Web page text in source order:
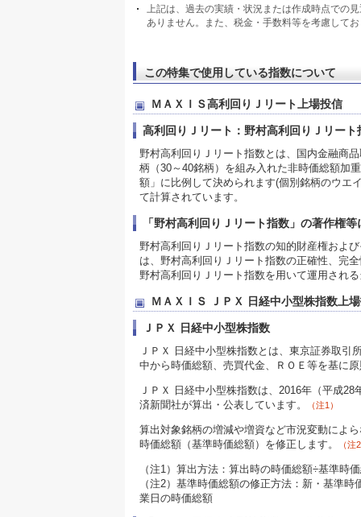
上記は、過去の実績・状況または作成時点での
ありません。また、税金・手数料等を考慮して
この特集で使用している指数について
ＭＡＸＩＳ高利回りＪリート上場投信
高利回りＪリート：野村高利回りＪリート
野村高利回りＪリート指数とは、国内金融商
柄（30～40銘柄）を組み入れた非時価総額加
額」に比例して決められます(個別銘柄のウエ
て計算されています。
「野村高利回りＪリート指数」の著作権等
野村高利回りＪリート指数の知的財産権およ
は、野村高利回りＪリート指数の正確性、完
野村高利回りＪリート指数を用いて運用され
ＭＡＸＩＳ ＪＰＸ 日経中小型株指数上
ＪＰＸ 日経中小型株指数
ＪＰＸ 日経中小型株指数とは、東京証券取引
中から時価総額、売買代金、ＲＯＥ等を基に
ＪＰＸ 日経中小型株指数は、2016年（平成
済新聞社が算出・公表しています。
（注1）
算出対象銘柄の増減や増資など市況変動によ
時価総額（基準時価総額）を修正します。
（注
（注1）算出方法：算出時の時価総額÷基準時
（注2）基準時価総額の修正方法：新・基準
業日の時価総額